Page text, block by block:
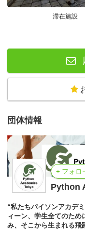
滞在施設
団体情報
+ フォロ
Python
“私たちパイソンアカデ
ィーン、学生全てのた
み、そこから生まれる飛